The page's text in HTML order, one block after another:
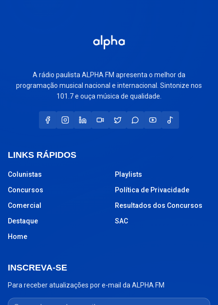
A rádio paulista ALPHA FM apresenta o melhor da
programação musical nacional e internacional. Sintonize nos
101.7 e ouça música de qualidade.
LINKS RÁPIDOS
Colunistas
Concursos
Comercial
Destaque
Home
Playlists
Política de Privacidade
Resultados dos Concursos
SAC
INSCREVA-SE
Para receber atualizações por e-mail da ALPHA FM
Seu endereço de e-mail